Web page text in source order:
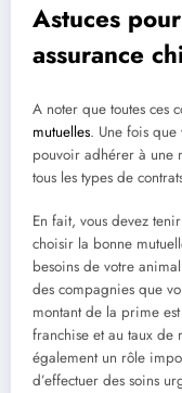
Astuces
assurance
A noter que toutes ces
mutuelles. Une fois que
pouvoir adhérer à une
tous les types de
En fait, vous devez
choisir la bonne
besoins de votre
des compagnies que
montant de la prime
franchise et au taux de
également un rôle
d’effectuer des soins